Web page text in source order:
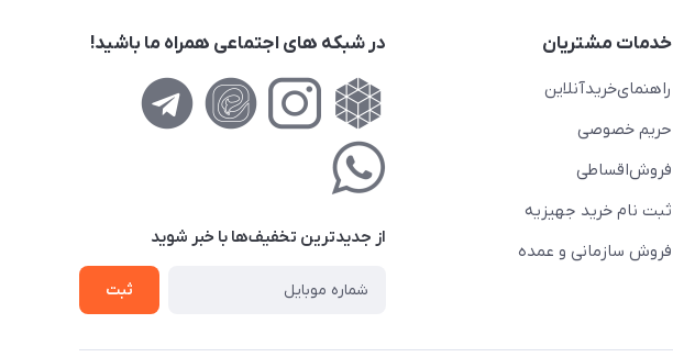
خدمات مشتریان
راهنمای‌خرید‌آنلاین
حریم خصوصی
فروش‌اقساطی
ثبت نام خرید جهیزیه
فروش سازمانی و عمده
در شبکه های اجتماعی همراه ما باشید!
از جدید‌ترین تخفیف‌ها با‌ خبر شوید
ثبت